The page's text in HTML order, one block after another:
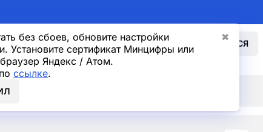
без сбоев, обновите настройки
Установите сертификат Минцифры или
Яндекс / Атом.
ссылке.
✖
ВОЙТИ СВЯЗАТЬСЯ